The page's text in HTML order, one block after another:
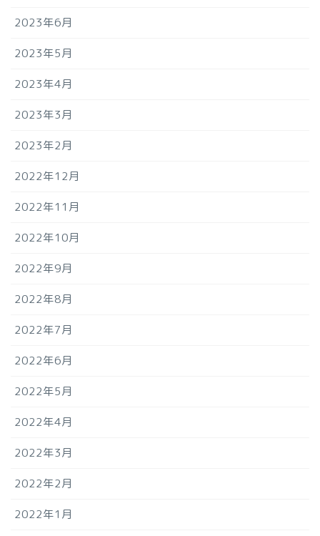
2023年6月
2023年5月
2023年4月
2023年3月
2023年2月
2022年12月
2022年11月
2022年10月
2022年9月
2022年8月
2022年7月
2022年6月
2022年5月
2022年4月
2022年3月
2022年2月
2022年1月